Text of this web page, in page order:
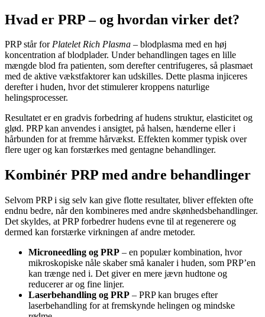
Hvad er PRP – og hvordan virker det?
PRP står forPlatelet Rich Plasma – blodplasma med en høj
koncentration af blodplader. Under behandlingen tages en lille
mængde blod fra patienten, som derefter centrifugeres, så plasmaet
med de aktive vækstfaktorer kan udskilles. Dette plasma injiceres
derefter i huden, hvor det stimulerer kroppens naturlige
helingsprocesser.
Resultatet er en gradvis forbedring af hudens struktur, elasticitet og
glød. PRP kan anvendes i ansigtet, på halsen, hænderne eller i
hårbunden for at fremme hårvækst. Effekten kommer typisk over
flere uger og kan forstærkes med gentagne behandlinger.
Kombinér PRP med andre behandlinger
Selvom PRP i sig selv kan give flotte resultater, bliver effekten ofte
endnu bedre, når den kombineres med andre skønhedsbehandlinger.
Det skyldes, at PRP forbedrer hudens evne til at regenerere og
dermed kan forstærke virkningen af andre metoder.
Microneedling og PRP – en populær kombination, hvor
mikroskopiske nåle skaber små kanaler i huden, som PRP’en
kan trænge ned i. Det giver en mere jævn hudtone og
reducerer ar og fine linjer.
Laserbehandling og PRP – PRP kan bruges efter
laserbehandling for at fremskynde helingen og mindske